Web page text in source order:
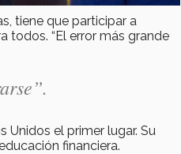
tiene que participar a
todos. “El error más grande
Unidos el primer lugar. Su
financiera.